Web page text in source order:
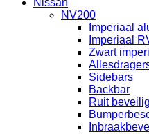
Nissan
NV200
Imperiaal
Imperiaal
Zwart
Sidebars
Backbar
Ruit